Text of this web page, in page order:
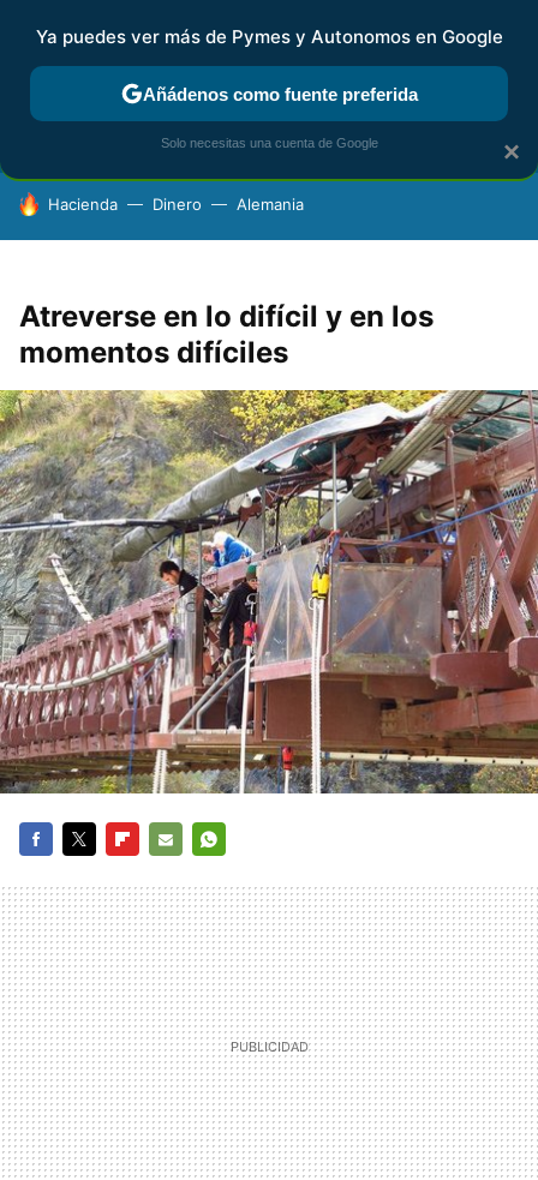
FISCALIDAD Y CONTABILIDAD KIT DIGITAL RENTA
HOY SE HABLA DE
Hacienda Dinero Alemania
Atreverse en lo difícil y en los
momentos difíciles
MAIL
×
Ya puedes ver más de Pymes y Autonomos en Google
Añádenos como fuente preferida
Solo necesitas una cuenta de Google